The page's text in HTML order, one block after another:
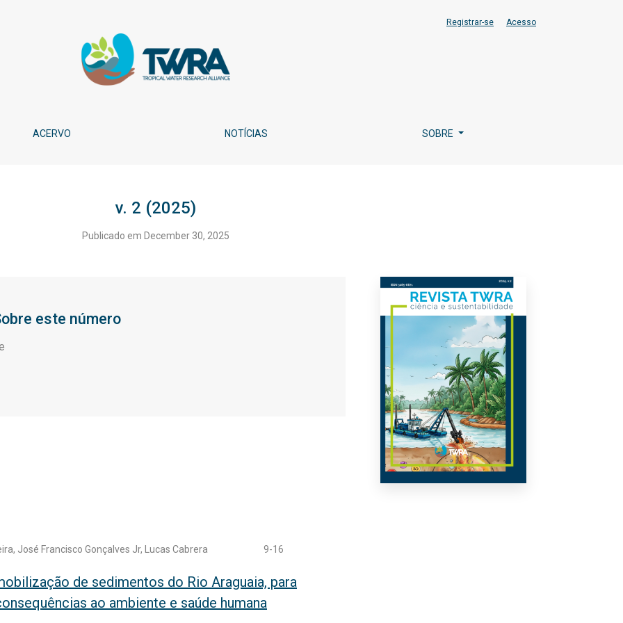
ACERVO NOTÍCIAS SOBRE
Registrar-se Acesso
v. 2 (2025)
Publicado em December 30, 2025
este número
José Francisco Gonçalves Jr, Lucas Cabrera
9-16
de sedimentos do Rio Araguaia, para
ao ambiente e saúde humana